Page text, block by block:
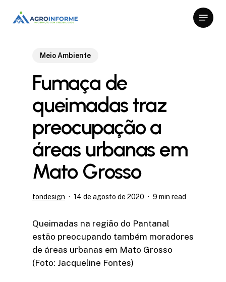
Menu
Meio Ambiente
Fumaça de
queimadas traz
preocupação a
áreas urbanas em
Mato Grosso
tondesign 14 de agosto de 2020 9 min read
Queimadas na região do Pantanal
estão preocupando também moradores
de áreas urbanas em Mato Grosso
(Foto: Jacqueline Fontes)